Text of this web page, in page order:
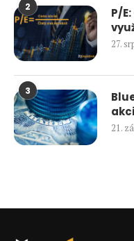
2
P/
27.
3
21.